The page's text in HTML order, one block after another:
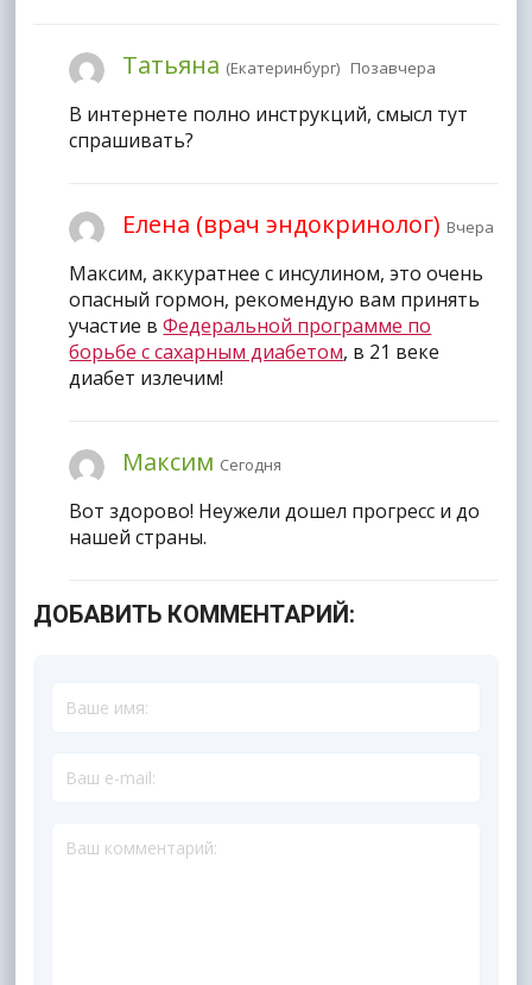
Татьяна (Екатеринбург) Позавчера
В интернете полно инструкций, смысл тут
спрашивать?
Елена (врач эндокринолог) Вчера
Максим, аккуратнее с инсулином, это очень
опасный гормон, рекомендую вам принять
участие вФедеральной программе по
борьбе с сахарным диабетом, в 21 веке
диабет излечим!
Максим Сегодня
Вот здорово! Неужели дошел прогресс и до
нашей страны.
ДОБАВИТЬ КОММЕНТАРИЙ: